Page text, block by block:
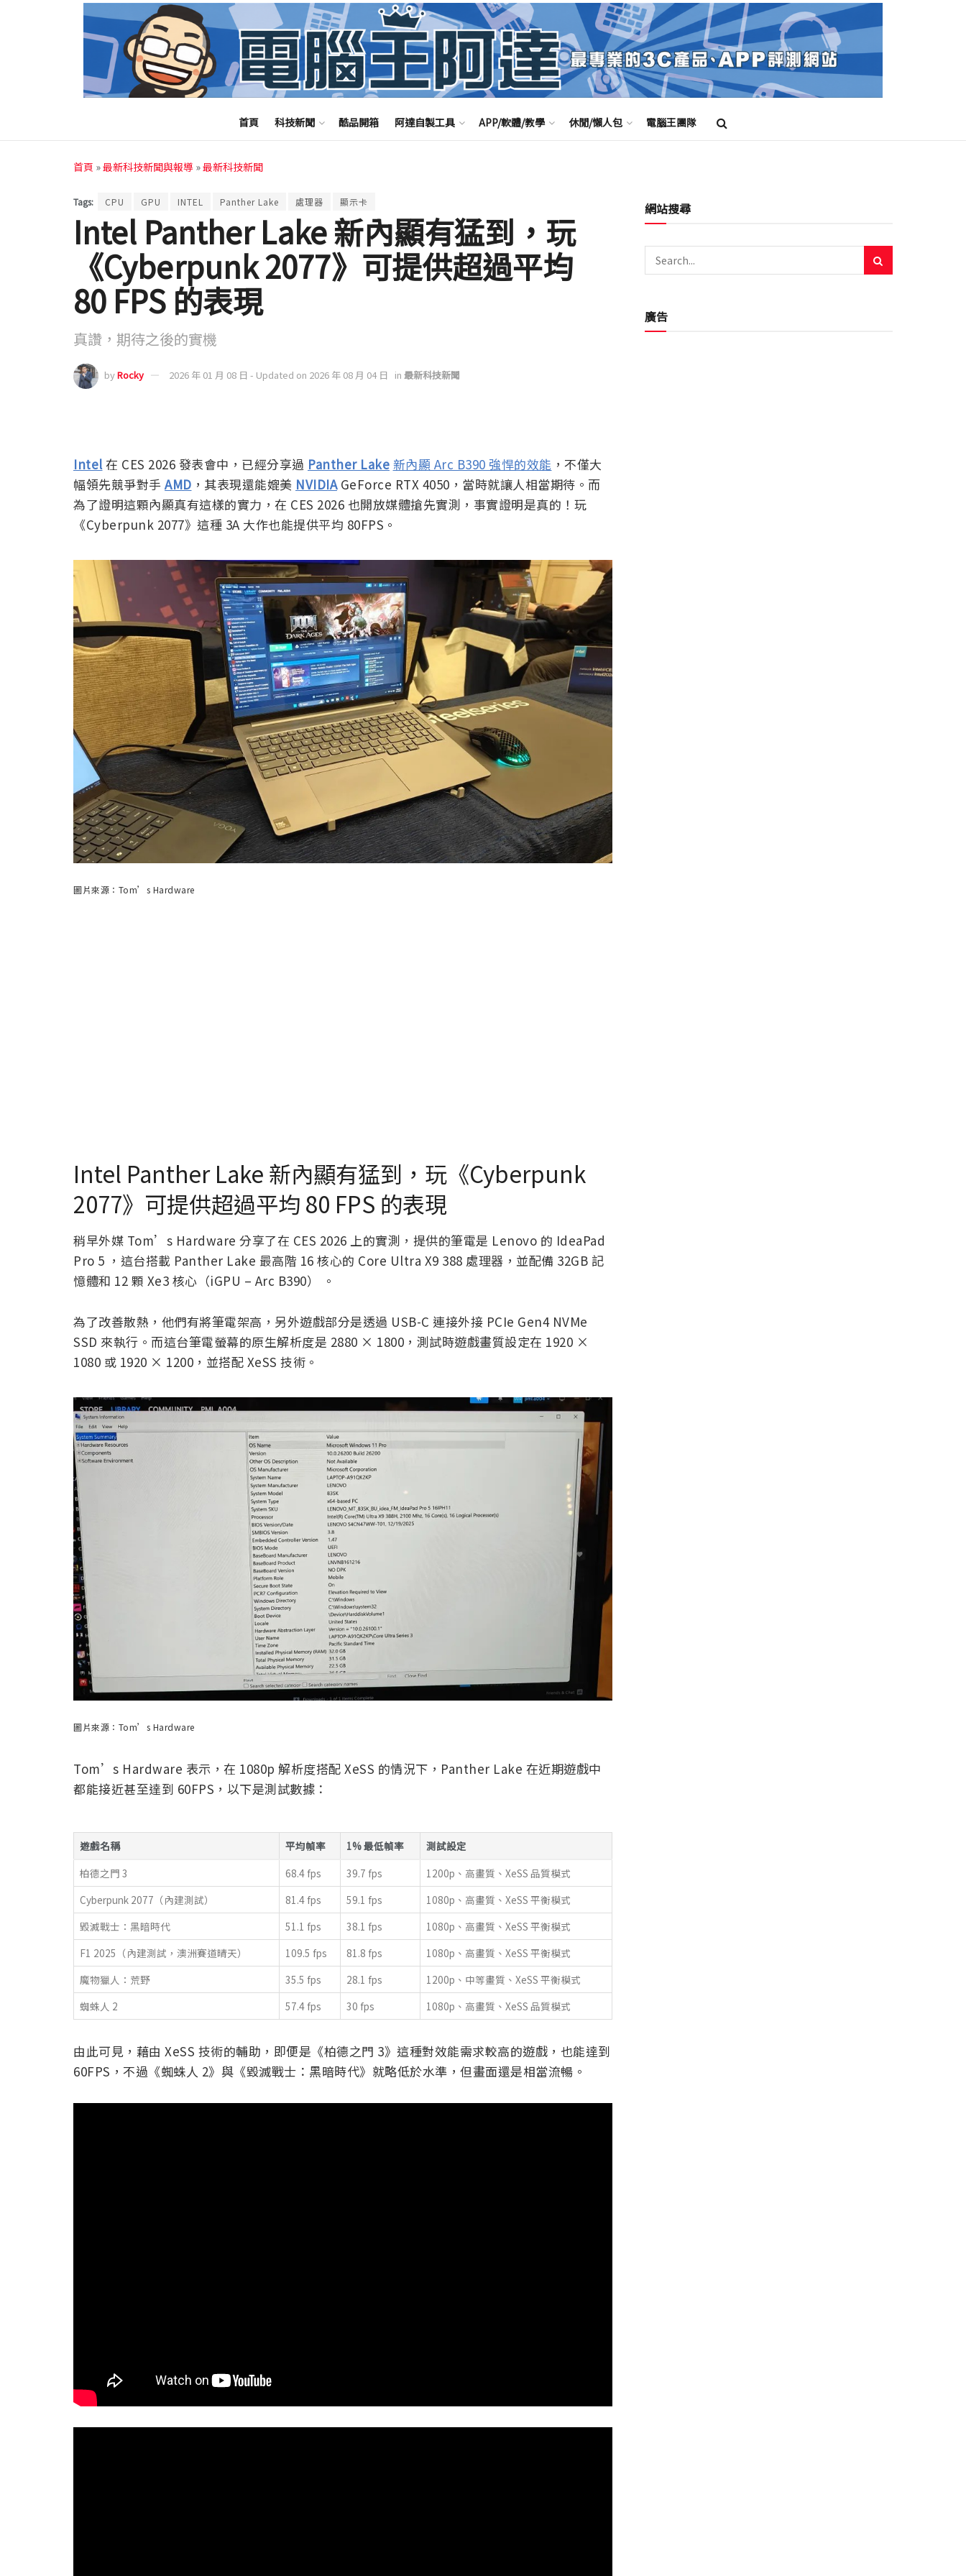
首頁 科技新聞 酷品開箱 阿達自製工具 APP/軟體/教學 休閒/懶人包 電腦王團隊
首頁 »最新科技新聞與報導 »最新科技新聞
Tags: CPU GPU INTEL Panther Lake 處理器 顯示卡
Intel Panther Lake 新內顯有猛到，玩
《Cyber​​punk 2077》可提供超過平均
80 FPS 的表現
真讚，期待之後的實機
byRocky 2026 年 01 月 08 日 - Updated on 2026 年 08 月 04 日 in 最新科技新聞
Intel在 CES 2026 發表會中，已經分享過 Panther Lake 新內顯 Arc B390 強悍的效能 ，不僅大
幅領先競爭對手AMD ，其表現還能媲美 NVIDIAGeForce RTX 4050，當時就讓人相當期待。而
為了證明這顆內顯真有這樣的實力，在 CES 2026 也開放媒體搶先實測，事實證明是真的！玩
《Cyber​​punk 2077》這種 3A 大作也能提供平均 80FPS。
圖片來源：Tom’s Hardware
Intel Panther Lake 新內顯有猛到，玩《Cyber​​punk
2077》可提供超過平均 80 FPS 的表現
稍早外媒 Tom’s Hardware 分享了在 CES 2026 上的實測，提供的筆電是 Lenovo 的 IdeaPad
Pro 5 ，這台搭載 Panther Lake 最高階 16 核心的 Core Ultra X9 388 處理器，並配備 32GB 記
憶體和 12 顆 Xe3 核心（iGPU – Arc B390） 。
為了改善散熱，他們有將筆電架高，另外遊戲部分是透過 USB-C 連接外接 PCIe Gen4 NVMe
SSD 來執行。而這台筆電螢幕的原生解析度是 2880 × 1800，測試時遊戲畫質設定在 1920 ×
1080 或 1920 × 1200，並搭配 XeSS 技術。
圖片來源：Tom’s Hardware
Tom’s Hardware 表示，在 1080p 解析度搭配 XeSS 的情況下，Panther Lake 在近期遊戲中
都能接近甚至達到 60FPS，以下是測試數據：
遊戲名稱 平均幀率 1% 最低幀率
測試設定
柏德之門 3
68.4 fps 39.7 fps
1200p、高畫質、XeSS 品質模式
Cyberpunk 2077（內建測試）
81.4 fps 59.1 fps
1080p、高畫質、XeSS 平衡模式
毀滅戰士：黑暗時代
51.1 fps 38.1 fps
1080p、高畫質、XeSS 平衡模式
F1 2025（內建測試，澳洲賽道晴天）
109.5 fps 81.8 fps
1080p、高畫質、XeSS 平衡模式
魔物獵人：荒野
35.5 fps 28.1 fps
1200p、中等畫質、XeSS 平衡模式
蜘蛛人 2
57.4 fps 30 fps 1080p、高畫質、XeSS 品質模式
由此可見，藉由 XeSS 技術的輔助，即便是《柏德之門 3》這種對效能需求較高的遊戲，也能達到
60FPS，不過《蜘蛛人 2》與《毀滅戰士：黑暗時代》就略低於水準，但畫面還是相當流暢。
網站搜尋
廣告